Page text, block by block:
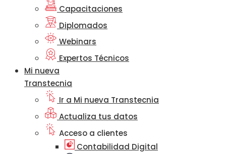
Capacitaciones
Diplomados
Webinars
Expertos Técnicos
Mi nueva
Transtecnia
Ir a Mi nueva Transtecnia
Actualiza tus datos
Acceso a clientes
Contabilidad Digital